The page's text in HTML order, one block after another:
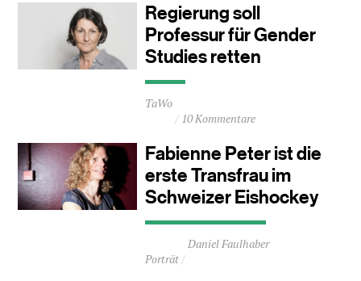
Minuten
Regierung soll
Professur für Gender
Studies retten
Durchschnittliche
Lesezeit
Minuten
TaWo
10 Kommentare
Fabienne Peter ist die
erste Transfrau im
Schweizer Eishockey
Durchschnittliche
Lesezeit
ca.
Porträt
Daniel Faulhaber